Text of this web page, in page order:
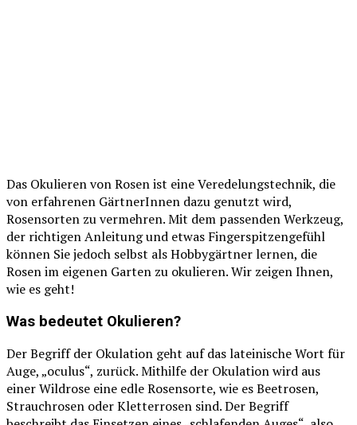
Das Okulieren von Rosen ist eine Veredelungstechnik, die
von erfahrenen GärtnerInnen dazu genutzt wird,
Rosensorten zu vermehren. Mit dem passenden Werkzeug,
der richtigen Anleitung und etwas Fingerspitzengefühl
können Sie jedoch selbst als Hobbygärtner lernen, die
Rosen im eigenen Garten zu okulieren. Wir zeigen Ihnen,
wie es geht!
Was bedeutet Okulieren?
Der Begriff der Okulation geht auf das lateinische Wort für
Auge, „oculus“, zurück. Mithilfe der Okulation wird aus
einer Wildrose eine edle Rosensorte, wie es Beetrosen,
Strauchrosen oder Kletterrosen sind. Der Begriff